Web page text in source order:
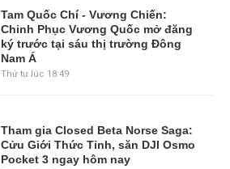
Tam Quốc Chí - Vương Chiến:
Chinh Phục Vương Quốc mở đăng
ký trước tại sáu thị trường Đông
Nam Á
Thứ tư lúc 18:49
Tham gia Closed Beta Norse Saga:
Cửu Giới Thức Tỉnh, săn DJI Osmo
Pocket 3 ngay hôm nay